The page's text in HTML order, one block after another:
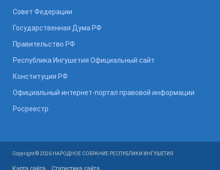
Совет Федерации
Государственная Дума РФ
Правительство РФ
Республика Ингушетия Официальный сайт
Конституция РФ
Официальный интернет-портал правовой информации
Росреестр
Copyright © 2026 НАРОДНОЕ СОБРАНИЕ РЕСПУБЛИКИ ИНГУШЕТИЯ
Карта сайта Статистика сайта